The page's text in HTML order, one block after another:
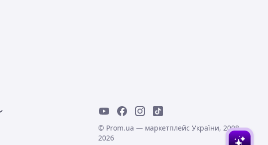
© Prom.ua — маркетплейс України, 2008-
2026